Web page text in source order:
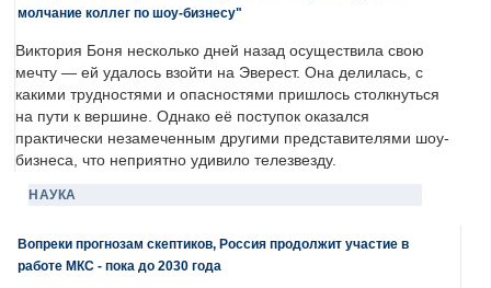
молчание коллег по шоу-бизнесу"
Виктория Боня несколько дней назад осуществила свою
мечту — ей удалось взойти на Эверест. Она делилась, с
какими трудностями и опасностями пришлось столкнуться
на пути к вершине. Однако её поступок оказался
практически незамеченным другими представителями шоу-
бизнеса, что неприятно удивило телезвезду.
НАУКА
Вопреки прогнозам скептиков, Россия продолжит участие в
работе МКС - пока до 2030 года